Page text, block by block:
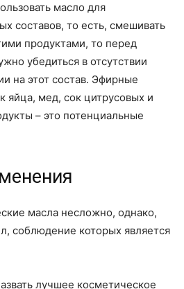
масло для
составов, то есть, смешивать
продуктами, то перед
убедиться в отсутствии
на этот состав. Эфирные
яйца, мед, сок цитрусовых и
– это потенциальные
масла несложно, однако,
соблюдение которых является
лучшее косметическое